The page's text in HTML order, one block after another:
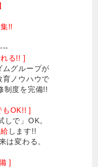
!!
る!! ]
ムグループが
育ノウハウで
制度を完備!!
もOK!! ]
しで」OK。
します!!
は変わる。
]